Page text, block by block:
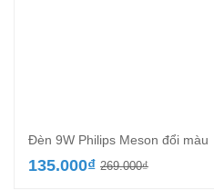
Đèn 9W Philips Meson đổi màu
269.000₫Giá
135.000₫
Giá